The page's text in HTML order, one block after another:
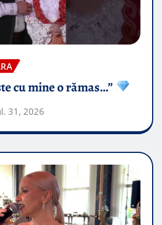
cu mine o rămas…”
31, 2026